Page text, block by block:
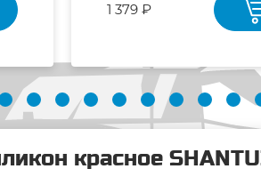
1 379 ₽
красное